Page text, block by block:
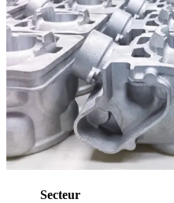
Secteur